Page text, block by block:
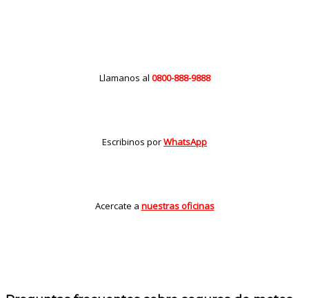
Llamanos al 0800-888-9888
Escribinos porWhatsApp
Acercate a nuestras oficinas